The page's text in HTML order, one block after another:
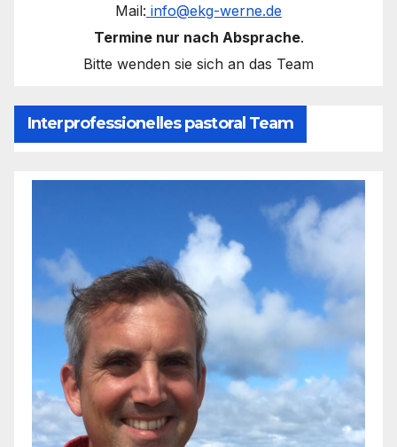
Mail: info@ekg-werne.de
Termine nur nach Absprache.
Bitte wenden sie sich an das Team
Interprofessionelles pastoral Team